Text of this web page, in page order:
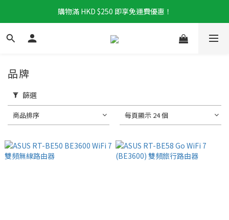
購物滿 HKD $250 即享免運費優惠！
品牌
篩選
商品排序 每頁顯示 24 個